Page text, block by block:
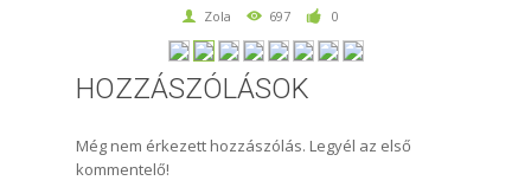
Zola 697 0
HOZZÁSZÓLÁSOK
Még nem érkezett hozzászólás. Legyél az első
kommentelő!